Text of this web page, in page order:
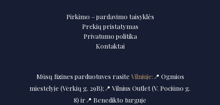
Pirkimo – pardavimo taisyklės
Prekių pristatymas
Privatumo politika
Kontaktai
Mūsų fizines parduotuves rasite Vilniuje: 📍 Ogmios
miestelyje (Verkių g. 29B);📍 Vilnius Outlet (V. Pociūno g.
8) ir📍 Benedikto turguje